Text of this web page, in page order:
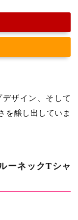
ザイン、そして
を醸し出していま
ーネックTシャ